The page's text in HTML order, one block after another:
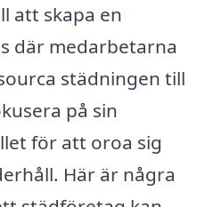
att skapa en
där medarbetarna
städningen till
på sin
för att oroa sig
Här är några